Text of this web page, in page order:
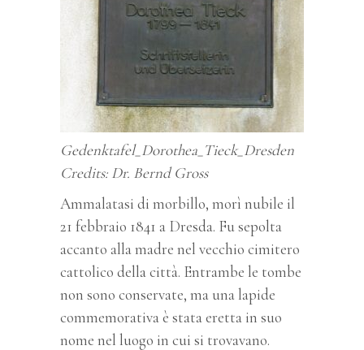
Gedenktafel_Dorothea_Tieck_Dresden
Credits: Dr. Bernd Gross
Ammalatasi di morbillo, morì nubile il
21 febbraio 1841 a Dresda. Fu sepolta
accanto alla madre nel vecchio cimitero
cattolico della città. Entrambe le tombe
non sono conservate, ma una lapide
commemorativa è stata eretta in suo
nome nel luogo in cui si trovavano.